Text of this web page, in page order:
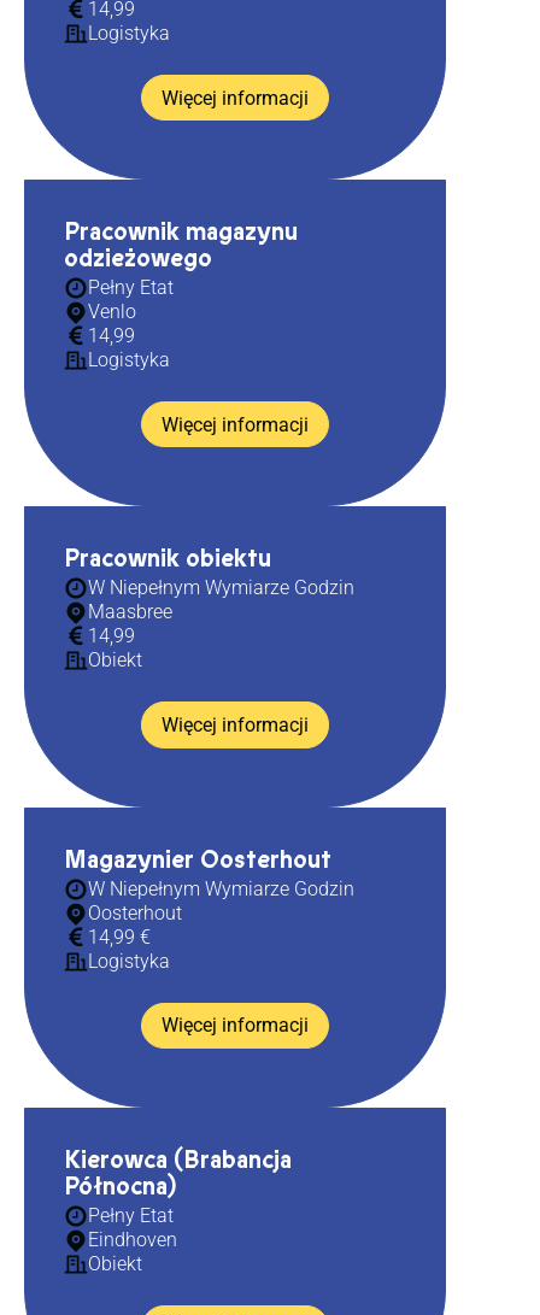
14,99
Logistyka
Więcej informacji
Pracownik magazynu
odzieżowego
Pełny Etat
Venlo
14,99
Logistyka
Więcej informacji
Pracownik obiektu
W Niepełnym Wymiarze Godzin
Maasbree
14,99
Obiekt
Więcej informacji
Magazynier Oosterhout
W Niepełnym Wymiarze Godzin
Oosterhout
14,99 €
Logistyka
Więcej informacji
Kierowca (Brabancja
Północna)
Pełny Etat
Eindhoven
Obiekt